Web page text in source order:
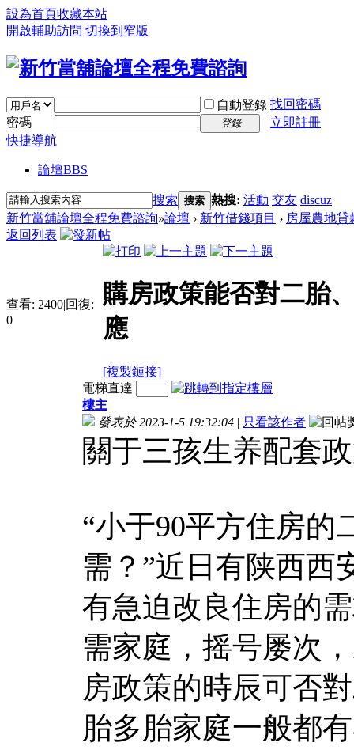
設為首頁收藏本站
開啟輔助訪問 切換到窄版
自動登錄 找回密碼
密碼
登錄
立即註冊
快捷導航
論壇BBS
搜索 搜索 熱搜: 活動 交友 discuz
新竹當舖論壇全程免費諮詢»論壇 › 新竹借錢項目 › 房屋農地貸
返回列表
查看: 2400|回復:
0
購房政策能否對二胎
應
[複製鏈接]
電梯直達
樓主
發表於 2023-1-5 19:32:04 | 只看該作者
關于三孩生养配套
“小于90平方住房的
需？”近日有陕西西
有急迫改良住房的
需家庭，摇号屡次
房政策的時辰可否
胎多胎家庭一般都